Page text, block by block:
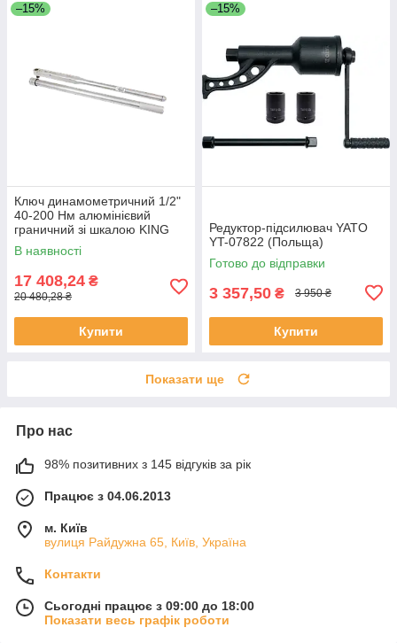
–15%
Ключ динамометричний 1/2"
40-200 Нм алюмінієвий
граничний зі шкалою KING
TONY 3445G-1FB (Тайвань)
В наявності
17 408,24 ₴
20 480,28 ₴
Купити
–15%
Редуктор-підсилювач YATO
YT-07822 (Польща)
Готово до відправки
3 357,50 ₴ 3 950 ₴
Купити
Показати ще
Про нас
98% позитивних з 145 відгуків за рік
Працює з 04.06.2013
м. Київ
вулиця Райдужна 65, Київ, Україна
Контакти
Сьогодні працює з 09:00 до 18:00
Показати весь графік роботи